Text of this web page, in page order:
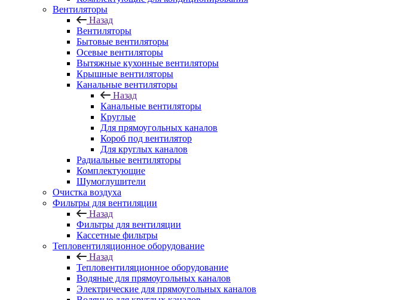
Вентиляторы
Назад
Вентиляторы
Бытовые вентиляторы
Осевые вентиляторы
Вытяжные кухонные вентиляторы
Крышные вентиляторы
Канальные вентиляторы
Назад
Канальные вентиляторы
Круглые
Для прямоугольных каналов
Короб под вентилятор
Для круглых каналов
Радиальные вентиляторы
Комплектующие
Шумоглушители
Очистка воздуха
Фильтры для вентиляции
Назад
Фильтры для вентиляции
Кассетные фильтры
Тепловентиляционное оборудование
Назад
Тепловентиляционное оборудование
Водяные для прямоугольных каналов
Электрические для прямоугольных каналов